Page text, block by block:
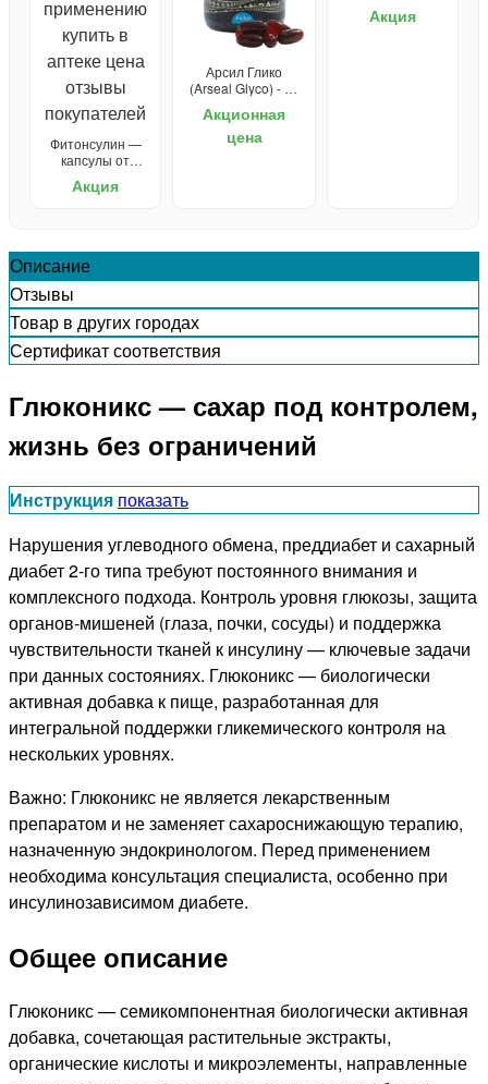
Фитонсулин —
капсулы от
Акция
Арсил Глико
(Arseal Glyco) - от
Акционная
цена
Акция
Описание
Отзывы
Товар в других городах
Сертификат соответствия
Глюконикс — сахар под контролем,
жизнь без ограничений
Инструкция показать
Нарушения углеводного обмена, преддиабет и сахарный
диабет 2-го типа требуют постоянного внимания и
комплексного подхода. Контроль уровня глюкозы, защита
органов-мишеней (глаза, почки, сосуды) и поддержка
чувствительности тканей к инсулину — ключевые задачи
при данных состояниях. Глюконикс — биологически
активная добавка к пище, разработанная для
интегральной поддержки гликемического контроля на
нескольких уровнях.
Важно: Глюконикс не является лекарственным
препаратом и не заменяет сахароснижающую терапию,
назначенную эндокринологом. Перед применением
необходима консультация специалиста, особенно при
инсулинозависимом диабете.
Общее описание
Глюконикс — семикомпонентная биологически активная
добавка, сочетающая растительные экстракты,
органические кислоты и микроэлементы, направленные